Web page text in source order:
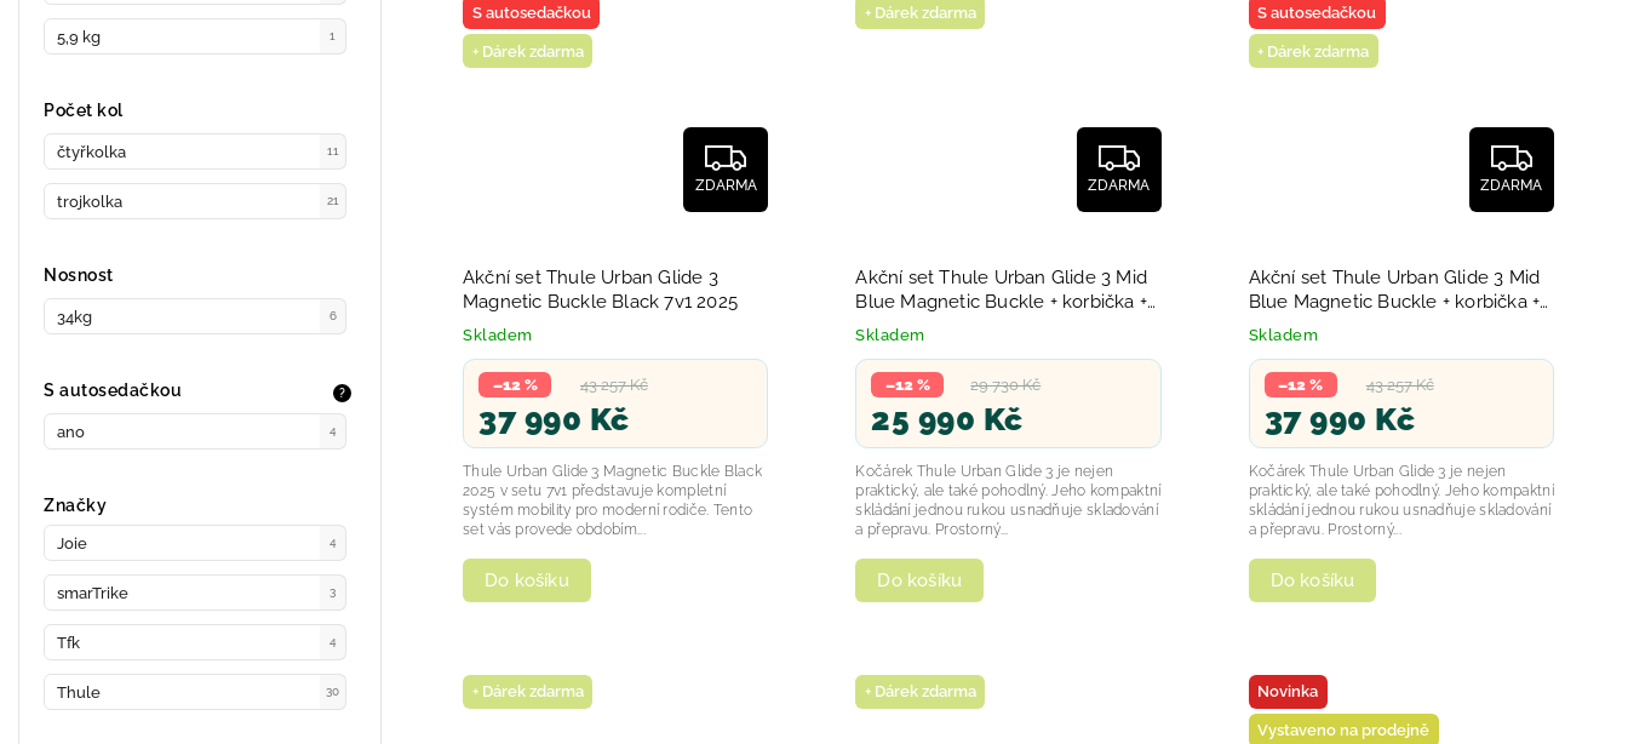
Značky
Joie 4
smarTrike 3
Tfk 4
Thule 30
5,9 kg 1
Počet kol
čtyřkolka 11
trojkolka 21
Nosnost
34kg 6
S autosedačkou ?
ano 4
S autosedačkou
+ Dárek zdarma
ZDARMA
Akční set Thule Urban Glide 3
Magnetic Buckle Black 7v1 2025
Skladem
43 257 Kč
–12 %
37 990 Kč
Do košíku
Thule Urban Glide 3 Magnetic Buckle Black
2025 v setu 7v1 představuje kompletní
systém mobility pro moderní rodiče. Tento
set vás provede obdobím...
+ Dárek zdarma
ZDARMA
Akční set Thule Urban Glide 3 Mid
Blue Magnetic Buckle + korbička +
madlo 2025
Skladem
29 730 Kč
–12 %
25 990 Kč
Do košíku
Kočárek Thule Urban Glide 3 je nejen
praktický, ale také pohodlný. Jeho kompaktní
skládání jednou rukou usnadňuje skladování
a přepravu. Prostorný...
S autosedačkou
+ Dárek zdarma
ZDARMA
Akční set Thule Urban Glide 3 Mid
Blue Magnetic Buckle + korbička +
madlo + 2x pláštěnka + 2x
2025
Skladem
43 257 Kč
–12 %
37 990 Kč
Do košíku
Kočárek Thule Urban Glide 3 je nejen
praktický, ale také pohodlný. Jeho kompaktní
skládání jednou rukou usnadňuje skladování
a přepravu. Prostorný...
+ Dárek zdarma + Dárek zdarma Novinka
Vystaveno na prodejně